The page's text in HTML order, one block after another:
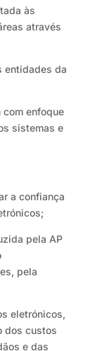
às
através
entidades da
com enfoque
sistemas e
a confiança
pela AP
pela
eletrónicos,
dos custos
e das